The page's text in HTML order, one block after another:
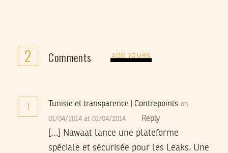
2 Comments ADD YOURS
Tunisie et transparence | Contrepoints on
01/04/2014 at 01/04/2014 Reply
[…] Nawaat lance une plateforme
spéciale et sécurisée pour les Leaks. Une